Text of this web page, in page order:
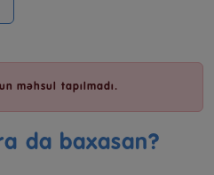
məhsul tapılmadı.
da baxasan?